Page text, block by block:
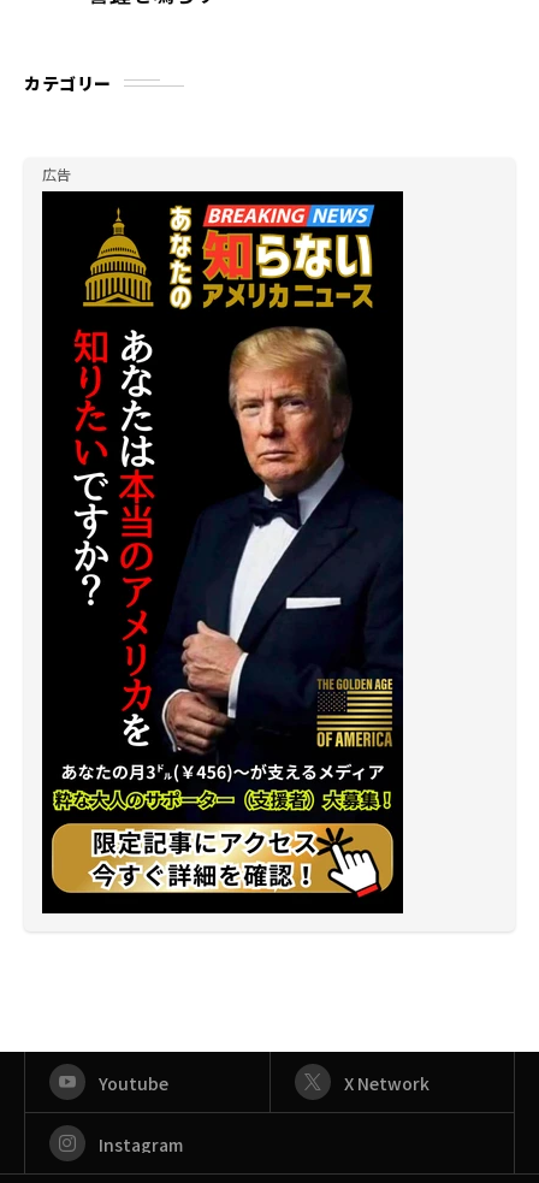
カテゴリー
広告
Youtube X Network
Instagram